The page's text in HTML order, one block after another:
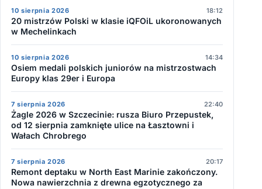
10 sierpnia 2026 18:12
20 mistrzów Polski w klasie iQFOiL ukoronowanych
w Mechelinkach
10 sierpnia 2026 14:34
Osiem medali polskich juniorów na mistrzostwach
Europy klas 29er i Europa
7 sierpnia 2026 22:40
Żagle 2026 w Szczecinie: rusza Biuro Przepustek,
od 12 sierpnia zamknięte ulice na Łasztowni i
Wałach Chrobrego
7 sierpnia 2026 20:17
Remont deptaku w North East Marinie zakończony.
Nowa nawierzchnia z drewna egzotycznego za